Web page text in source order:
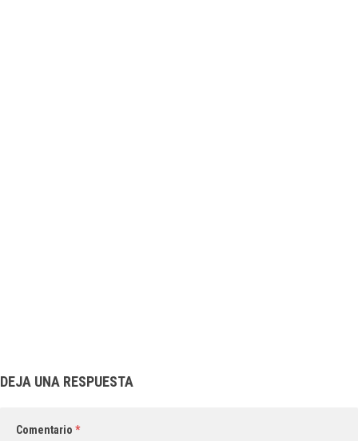
DEJA UNA RESPUESTA
Comentario *